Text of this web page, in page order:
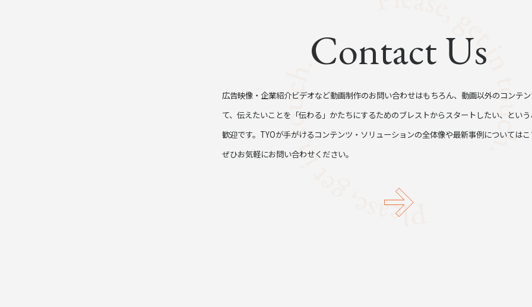
Contact Us
広告映像・企業紹介ビデオなど動画制作のお問い合わせはもちろん、動画以外のコンテ
て、伝えたいことを「伝わる」かたちにするためのブレストからスタートしたい、とい
歓迎です。TYOが手がけるコンテンツ・ソリューションの全体像や最新事例については
ぜひお気軽にお問い合わせください。